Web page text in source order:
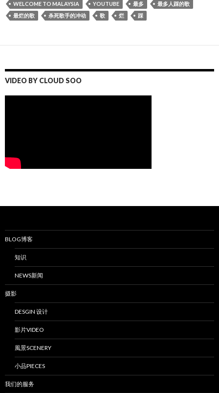
WELCOME TO MALAYSIA
YOUTUBE 最多
最多人踩的歌
最烂的歌
杀死歌手的冲动 歌 烂 踩
VIDEO BY CLOUD SOO
BLOG博客
知识
NEWS新闻
摄影
DESGIN 设计
影片VIDEO
風景SCENERY
小品PIECES
我们的服务